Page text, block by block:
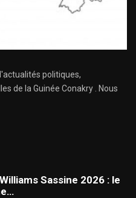
politiques,
de la Guinée Conakry . Nous
Sassine 2026 : le